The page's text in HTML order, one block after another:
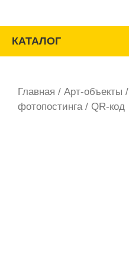
содержимому
КАТАЛОГ
Главная / Арт-объекты /
фотопостинга/ QR-код